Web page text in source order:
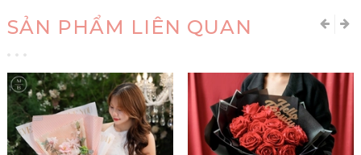
SẢN PHẨM LIÊN QUAN